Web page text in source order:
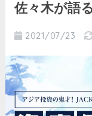
佐々木が語
2021/07/23